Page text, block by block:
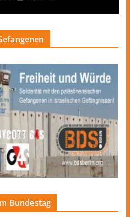
Bundestag